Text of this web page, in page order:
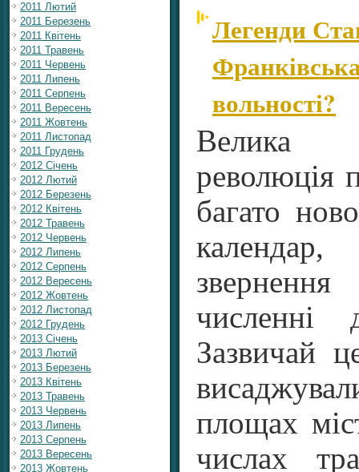
2011 Лютий
2011 Березень
2011 Квітень
2011 Травень
2011 Червень
2011 Липень
2011 Серпень
2011 Вересень
2011 Жовтень
2011 Листопад
2011 Грудень
2012 Січень
2012 Лютий
2012 Березень
2012 Квітень
2012 Травень
2012 Червень
2012 Липень
2012 Серпень
2012 Вересень
2012 Жовтень
2012 Листопад
2012 Грудень
2013 Січень
2013 Лютий
2013 Березень
2013 Квітень
2013 Травень
2013 Червень
2013 Липень
2013 Серпень
2013 Вересень
2013 Жовтень
Легенди
вольності?
Велика
революція
багато
численні
Зазвичай
площах
числах